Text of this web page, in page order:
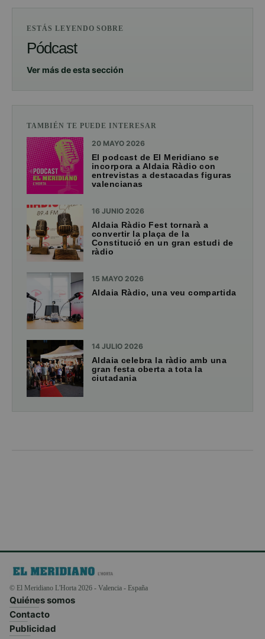
ESTÁS LEYENDO SOBRE
Pódcast
Ver más de esta sección
TAMBIÉN TE PUEDE INTERESAR
20 MAYO 2026
El podcast de El Meridiano se
incorpora a Aldaia Ràdio con
entrevistas a destacadas figuras
valencianas
16 JUNIO 2026
Aldaia Ràdio Fest tornarà a
convertir la plaça de la
Constitució en un gran estudi de
ràdio
15 MAYO 2026
Aldaia Ràdio, una veu compartida
14 JULIO 2026
Aldaia celebra la ràdio amb una
gran festa oberta a tota la
ciutadania
© El Meridiano L'Horta 2026 - Valencia - España
Quiénes somos
Contacto
Publicidad